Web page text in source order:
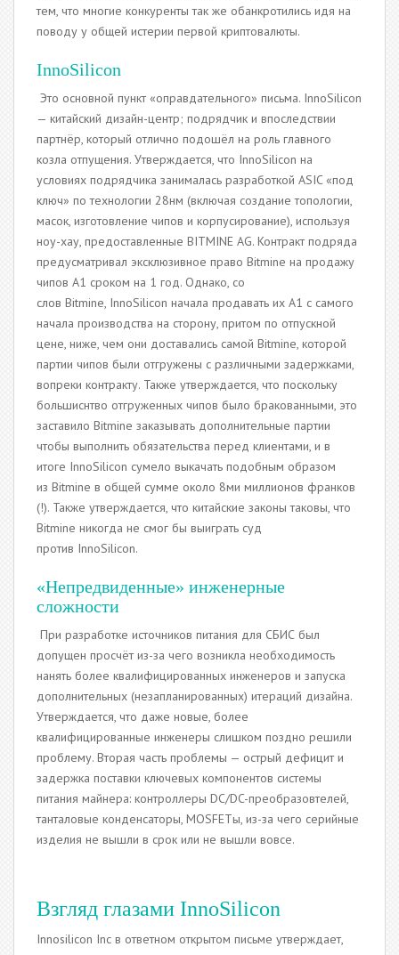
тем, что многие конкуренты так же обанкротились идя на
поводу у общей истерии первой криптовалюты.
InnoSilicon
Это основной пункт «оправдательного» письма. InnoSilicon
— китайский дизайн-центр; подрядчик и впоследствии
партнёр, который отлично подошёл на роль главного
козла отпущения. Утверждается, что InnoSilicon на
условиях подрядчика занималась разработкой ASIC «под
ключ» по технологии 28нм (включая создание топологии,
масок, изготовление чипов и корпусирование), используя
ноу-хау, предоставленные BITMINE AG. Контракт подряда
предусматривал эксклюзивное право Bitmine на продажу
чипов А1 сроком на 1 год. Однако, со
слов Bitmine, InnoSilicon начала продавать их А1 с самого
начала производства на сторону, притом по отпускной
цене, ниже, чем они доставались самой Bitmine, которой
партии чипов были отгружены с различными задержками,
вопреки контракту. Также утверждается, что поскольку
большиснтво отгруженных чипов было бракованными, это
заставило Bitmine заказывать дополнительные партии
чтобы выполнить обязательства перед клиентами, и в
итоге InnoSilicon сумело выкачать подобным образом
из Bitmine в общей сумме около 8ми миллионов франков
(!). Также утверждается, что китайские законы таковы, что
Bitmine никогда не смог бы выиграть суд
против InnoSilicon.
«Непредвиденные» инженерные
сложности
При разработке источников питания для СБИС был
допущен просчёт из-за чего возникла необходимость
нанять более квалифицированных инженеров и запуска
дополнительных (незапланированных) итераций дизайна.
Утверждается, что даже новые, более
квалифицированные инженеры слишком поздно решили
проблему. Вторая часть проблемы — острый дефицит и
задержка поставки ключевых компонентов системы
питания майнера: контроллеры DC/DC-преобразовтелей,
танталовые конденсаторы, MOSFETы, из-за чего серийные
изделия не вышли в срок или не вышли вовсе.
Взгляд глазами InnoSilicon
Innosilicon Inc в ответном открытом письме утверждает,